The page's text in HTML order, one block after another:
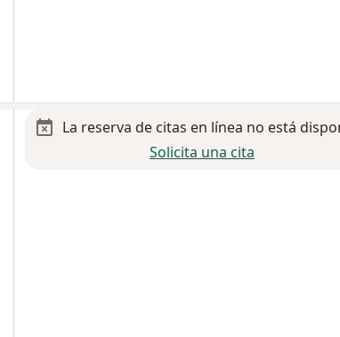
La reserva de citas en línea no está
Solicita una cita